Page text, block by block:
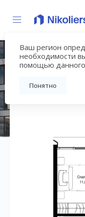
Ваш регион
необходимости
помощью
Понятно
ЖК
Вернуться на